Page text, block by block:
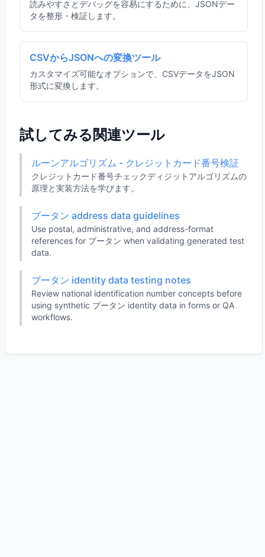
読みやすさとデバッグを容易にするために、JSONデー
タを整形・検証します。
CSVからJSONへの変換ツール
カスタマイズ可能なオプションで、CSVデータをJSON
形式に変換します。
試してみる関連ツール
ルーンアルゴリズム - クレジットカード番号検証
クレジットカード番号チェックディジットアルゴリズムの
原理と実装方法を学びます。
ブータン address data guidelines
Use postal, administrative, and address-format
references for ブータン when validating generated test
data.
ブータン identity data testing notes
Review national identification number concepts before
using synthetic ブータン identity data in forms or QA
workflows.